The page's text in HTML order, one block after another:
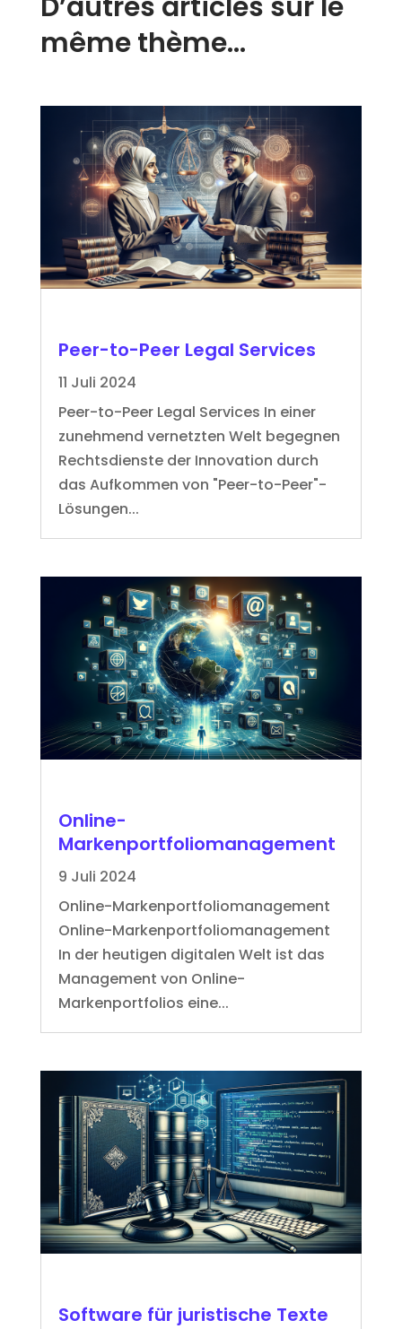
même thème…
Peer-to-Peer Legal Services
11 Juli 2024
Peer-to-Peer Legal Services In einer
zunehmend vernetzten Welt begegnen
Rechtsdienste der Innovation durch
das Aufkommen von "Peer-to-Peer"-
Lösungen...
Online-
Markenportfoliomanagement
9 Juli 2024
Online-Markenportfoliomanagement
Online-Markenportfoliomanagement
In der heutigen digitalen Welt ist das
Management von Online-
Markenportfolios eine...
Software für juristische Texte